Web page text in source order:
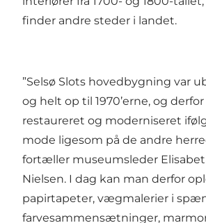
finder andre steder i landet.
”Selsø Slots hovedbygning var
og helt op til 1970’erne, og
restaureret og moderniseret
mode ligesom på de andre
fortæller museumsleder
Nielsen. I dag kan man derfor
papirtapeter, vægmalerier i
farvesammensætninger,